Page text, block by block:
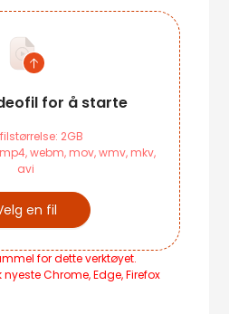
for å starte
2GB
webm, mov, wmv, mkv,
avi
en fil
for dette verktøyet.
Chrome, Edge, Firefox